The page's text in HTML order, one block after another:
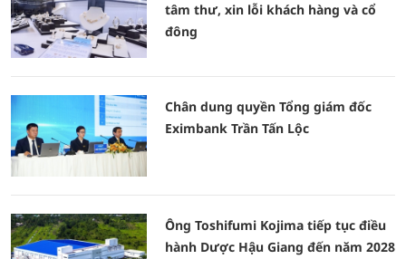
tâm thư, xin lỗi khách hàng và cổ
đông
Chân dung quyền Tổng giám đốc
Eximbank Trần Tấn Lộc
Ông Toshifumi Kojima tiếp tục điều
hành Dược Hậu Giang đến năm 2028